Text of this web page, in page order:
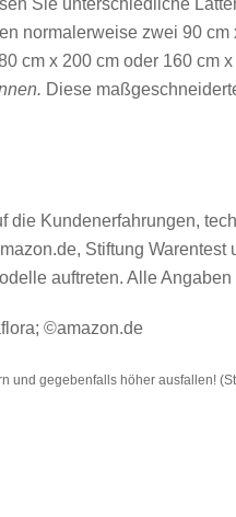
Sie unterschiedliche
normalerweise zwei 90
cm x 200 cm oder 160 cm x
Diese
die Kundenerfahrungen,
Stiftung
auftreten. Alle
©amazon.de
und gegebenfalls höher ausfallen!